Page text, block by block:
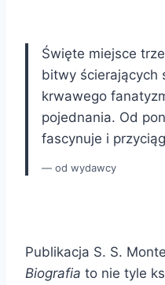
Święte miejsce
bitwy ścierających
krwawego
pojednania. Od
fascynuje i
od wydawcy
Publikacja S. S.
Biografia to nie tyle